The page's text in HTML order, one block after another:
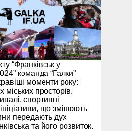
“Франківськ у
команда “Галки”
моменти року:
міських просторів,
спортивні
що змінюють
передають дух
та його розвиток.